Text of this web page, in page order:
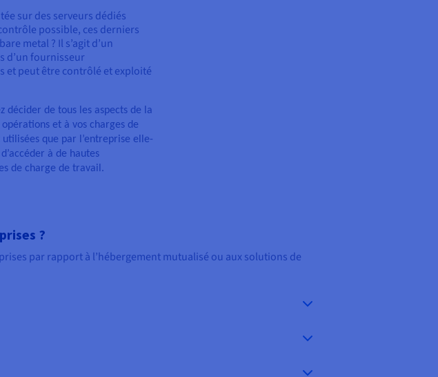
sur des serveurs dédiés
possible, ces derniers
metal ? Il s’agit d’un
d’un fournisseur
et peut être contrôlé et exploité
décider de tous les aspects de la
et à vos charges de
que par l’entreprise elle-
à de hautes
de charge de travail.
?
par rapport à l’hébergement mutualisé ou aux solutions de